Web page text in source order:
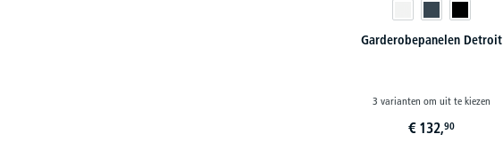
Garderobepanelen Detroit
3 varianten om uit te kiezen
€ 132,90